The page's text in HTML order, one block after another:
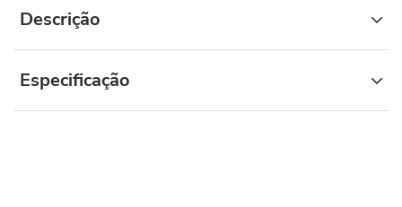
Descrição
Especificação